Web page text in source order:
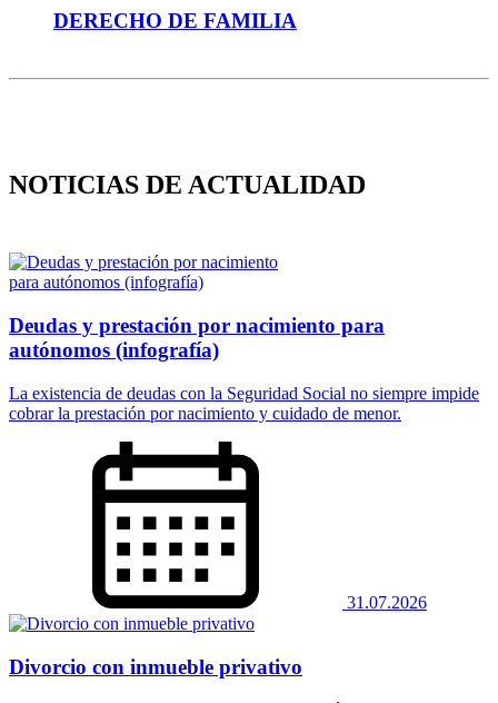
DERECHO DE FAMILIA
NOTICIAS DE ACTUALIDAD
Deudas y prestación por nacimiento para
autónomos (infografía)
La existencia de deudas con la Seguridad Social no siempre impide
cobrar la prestación por nacimiento y cuidado de menor.
31.07.2026
Divorcio con inmueble privativo